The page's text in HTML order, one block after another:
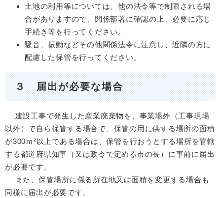
土地の利用等については、他の法令等で制限される場
合がありますので、関係部署に確認の上、必要に応じ
手続き等を行ってください。
騒音、振動などその他関係法令に注意し、近隣の方に
配慮した保管を行ってください。
３ 届出が必要な場合
建設工事で発生した産業廃棄物を、事業場外（工事現場
以外）で自ら保管する場合で、保管の用に供する場所の面積
が300ｍ²以上である場合は、保管を行おうとする場所を管轄
する都道府県知事（又は政令で定める市の長）に事前に届出
が必要です。
また、保管場所に係る所在地又は面積を変更する場合も
同様に届出が必要です。